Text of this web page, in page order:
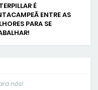
É
ENTRE AS
PARA SE
nós!